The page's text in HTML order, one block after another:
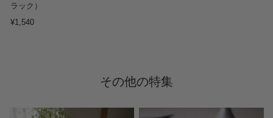
ラック）
¥1,540
その他の特集